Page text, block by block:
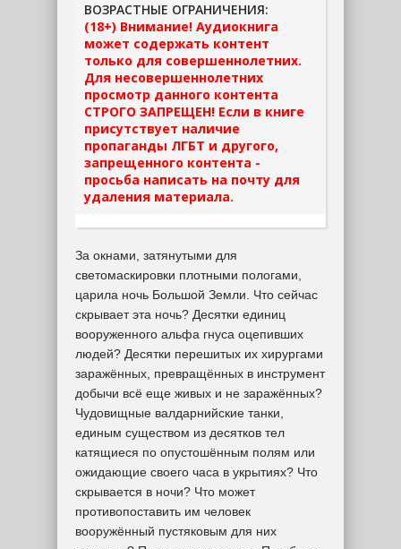
ВОЗРАСТНЫЕ ОГРАНИЧЕНИЯ:
(18+) Внимание! Аудиокнига
может содержать контент
только для совершеннолетних.
Для несовершеннолетних
просмотр данного контента
СТРОГО ЗАПРЕЩЕН! Если в книге
присутствует наличие
пропаганды ЛГБТ и другого,
запрещенного контента -
просьба написать на почту для
удаления материала.
За окнами, затянутыми для
светомаскировки плотными пологами,
царила ночь Большой Земли. Что сейчас
скрывает эта ночь? Десятки единиц
вооруженного альфа гнуса оцепивших
людей? Десятки перешитых их хирургами
заражённых, превращённых в инструмент
добычи всё еще живых и не заражённых?
Чудовищные валдарнийские танки,
единым существом из десятков тел
катящиеся по опустошённым полям или
ожидающие своего часа в укрытиях? Что
скрывается в ночи? Что может
противопоставить им человек
вооружённый пустяковым для них